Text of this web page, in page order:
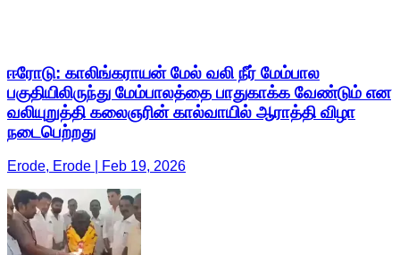
ஈரோடு: காலிங்கராயன் மேல் வலி நீர் மேம்பால
பகுதியிலிருந்து மேம்பாலத்தை பாதுகாக்க வேண்டும் என
வலியுறுத்தி கலைஞரின் கால்வாயில் ஆராத்தி விழா
நடைபெற்றது
Erode, Erode | Feb 19, 2026